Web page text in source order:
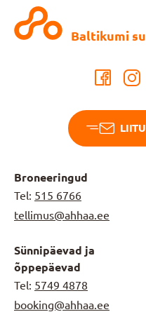
Baltikumi
Broneeringud
Tel: 515 6766
tellimus@ahhaa.ee
Sünnipäevad ja
õppepäevad
Tel: 5749 4878
booking@ahhaa.ee